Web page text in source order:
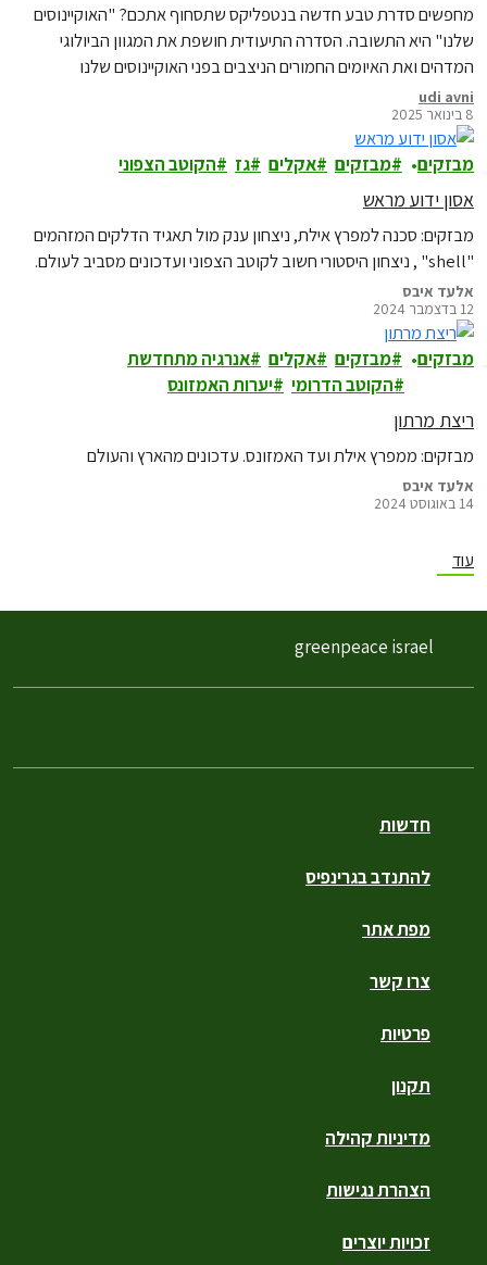
מחפשים סדרת טבע חדשה בנטפליקס שתסחוף אתכם? "האוקיינוסים
שלנו" היא התשובה. הסדרה התיעודית חושפת את המגוון הביולוגי
המדהים ואת האיומים החמורים הניצבים בפני האוקיינוסים שלנו
udi avni
8 בינואר 2025
מבזקים מבזקים אקלים גז הקוטב הצפוני
אסון ידוע מראש
מבזקים: סכנה למפרץ אילת, ניצחון ענק מול תאגיד הדלקים המזהמים
"shell" , ניצחון היסטורי חשוב לקוטב הצפוני ועדכונים מסביב לעולם.
אלעד איבס
12 בדצמבר 2024
מבזקים מבזקים אקלים
אנרגיה מתחדשת
הקוטב הדרומי
יערות האמזונס
ריצת מרתון
מבזקים: ממפרץ אילת ועד האמזונס. עדכונים מהארץ והעולם
אלעד איבס
14 באוגוסט 2024
עוד
חדשות
להתנדב בגרינפיס
מפת אתר
צרו קשר
פרטיות
תקנון
מדיניות קהילה
הצהרת נגישות
זכויות יוצרים